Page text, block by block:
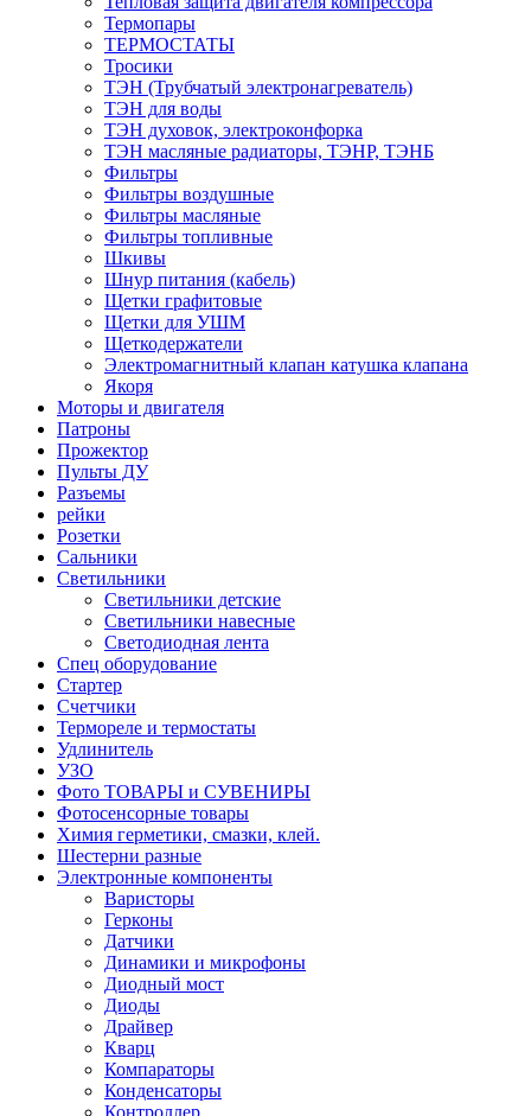
Термопары
ТЕРМОСТАТЫ
Тросики
ТЭН (Трубчатый электронагреватель)
ТЭН для воды
ТЭН духовок, электроконфорка
ТЭН масляные радиаторы, ТЭНР, ТЭНБ
Фильтры
Фильтры воздушные
Фильтры масляные
Фильтры топливные
Шкивы
Шнур питания (кабель)
Щетки графитовые
Щетки для УШМ
Щеткодержатели
Электромагнитный клапан катушка клапана
Якоря
Моторы и двигателя
Патроны
Прожектор
Пульты ДУ
Разъемы
рейки
Розетки
Сальники
Светильники
Светильники детские
Светильники навесные
Светодиодная лента
Спец оборудование
Стартер
Счетчики
Термореле и термостаты
Удлинитель
УЗО
Фото ТОВАРЫ и СУВЕНИРЫ
Фотосенсорные товары
Химия герметики, смазки, клей.
Шестерни разные
Электронные компоненты
Варисторы
Герконы
Датчики
Динамики и микрофоны
Диодный мост
Диоды
Драйвер
Кварц
Компараторы
Конденсаторы
Контроллер